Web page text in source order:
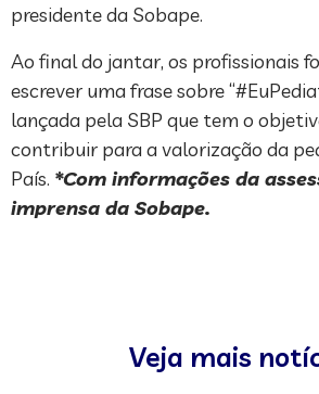
presidente da Sobape.
Ao final do jantar, os profissionais
escrever uma frase sobre
lançada pela SBP que tem o
contribuir para a valorização da
País. *Com informações da
imprensa da Sobape.
Veja mais